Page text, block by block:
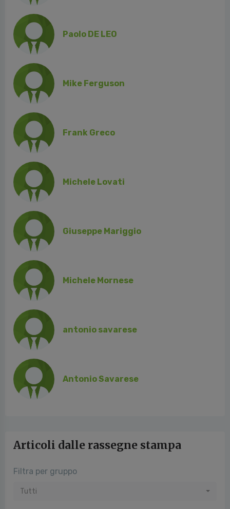
Paolo DE LEO
Mike Ferguson
Frank Greco
Michele Lovati
Giuseppe Mariggio
Michele Mornese
antonio savarese
Antonio Savarese
Articoli dalle rassegne stampa
Filtra per gruppo
Tutti